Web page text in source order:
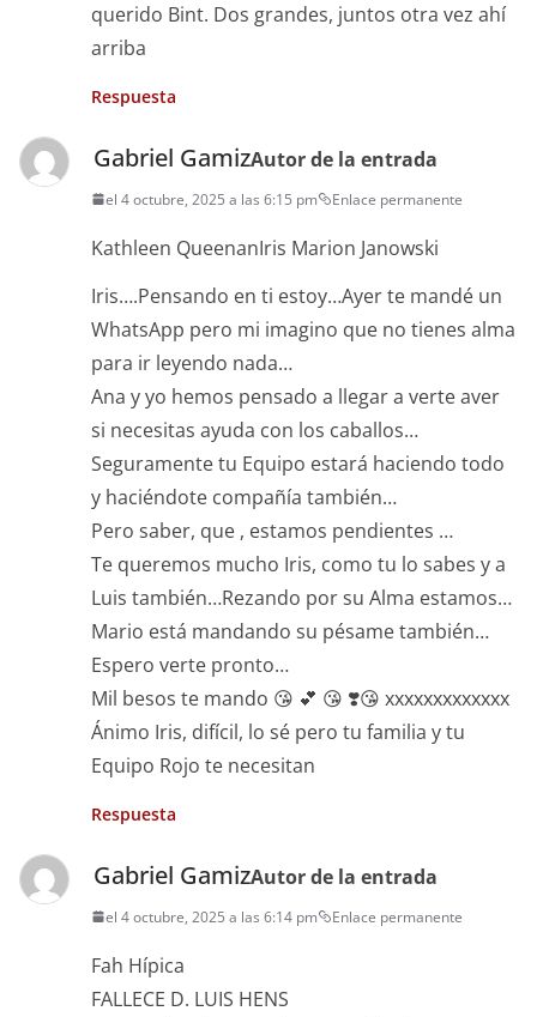
querido Bint. Dos grandes, juntos otra vez ahí
arriba
Respuesta
Gabriel GamizAutor de la entrada
el 4 octubre, 2025 a las 6:15 pm Enlace permanente
Kathleen QueenanIris Marion Janowski
Iris….Pensando en ti estoy…Ayer te mandé un
WhatsApp pero mi imagino que no tienes alma
para ir leyendo nada…
Ana y yo hemos pensado a llegar a verte aver
si necesitas ayuda con los caballos…
Seguramente tu Equipo estará haciendo todo
y haciéndote compañía también…
Pero saber, que , estamos pendientes …
Te queremos mucho Iris, como tu lo sabes y a
Luis también…Rezando por su Alma estamos…
Mario está mandando su pésame también…
Espero verte pronto…
Mil besos te mando 😘 💕 😘 ❣️😘 xxxxxxxxxxxxx
Ánimo Iris, difícil, lo sé pero tu familia y tu
Equipo Rojo te necesitan
Respuesta
Gabriel GamizAutor de la entrada
el 4 octubre, 2025 a las 6:14 pm Enlace permanente
Fah Hípica
FALLECE D. LUIS HENS